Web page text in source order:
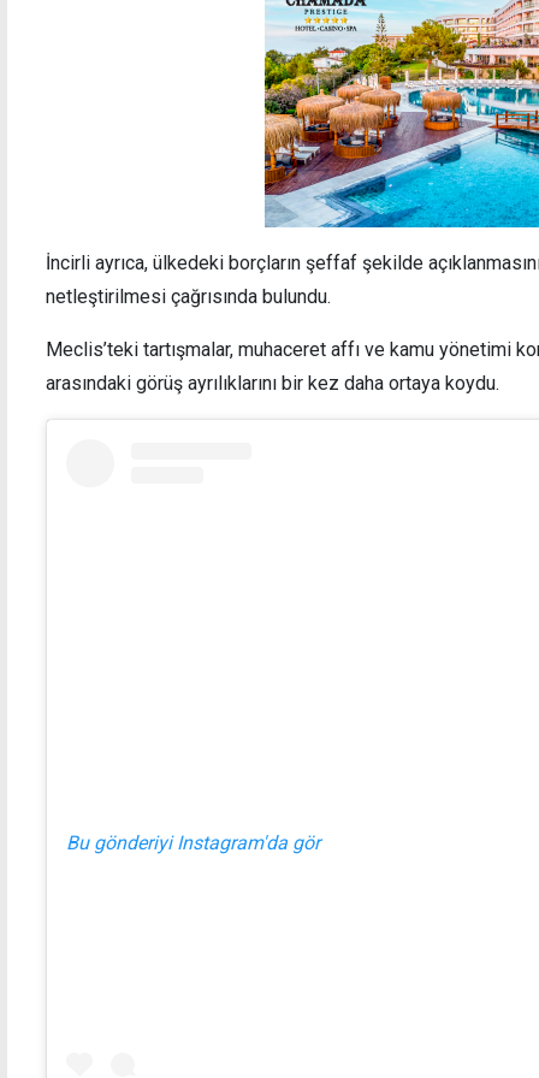
İncirli ayrıca, ülkedeki borçların şeffaf şekilde
netleştirilmesi çağrısında bulundu.
Meclis’teki tartışmalar, muhaceret affı ve kamu yönetimi
arasındaki görüş ayrılıklarını bir kez daha ortaya koydu.
Bu gönderiyi Instagram'da gör